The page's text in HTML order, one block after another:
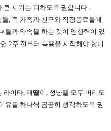
큰 시기는 피하도록 권합니다.
, 즉 가족과 친구와 직장동료들에
들과 약속을 하는 것이 영향력이 있
2주 전부터 복용을 시작해야 합니
이타, 재떨이, 성냥을 모두 버리도
유를 하나씩 곰곰히 생각하도록 권